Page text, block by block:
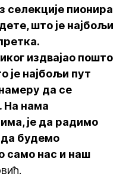
селекције пионира
што је најбољи
издвајао пошто
је најбољи пут
да се
На нама
је да радимо
да будемо
само нас и наш